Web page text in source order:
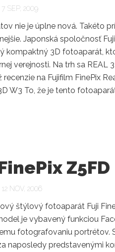
SEP, 2009
nie je úplne nová. Takéto
Japonská spoločnosť
kompaktný 3D fotoaparát,
verejnosti. Na trh sa REAL
na Fujifilm FinePix
W3 To, že je tento
Z5FD
NOV, 2006
štýlový fotoaparát Fuji
je vybavený funkciou
fotografovaniu portrétov.
naposledy predstavenými